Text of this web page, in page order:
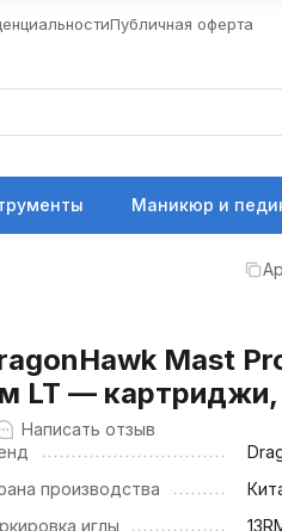
Публичная оферта
Маникюр и
Mast
LT —
Написать отзыв
производства
иглы